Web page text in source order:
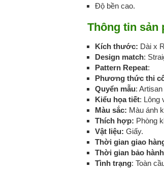
Độ bền cao.
Thông tin sản
Kích thước: Dài x
Design match:
Pattern Repeat:
Phương thức thi
Quyển mẫu: Artisan
Kiểu họa tiết: Lông
Màu sắc: Màu ánh
Thích hợp: Phòng
Vật liệu: Giấy.
Thời gian giao
Thời gian bảo
Tình trạng: Toàn